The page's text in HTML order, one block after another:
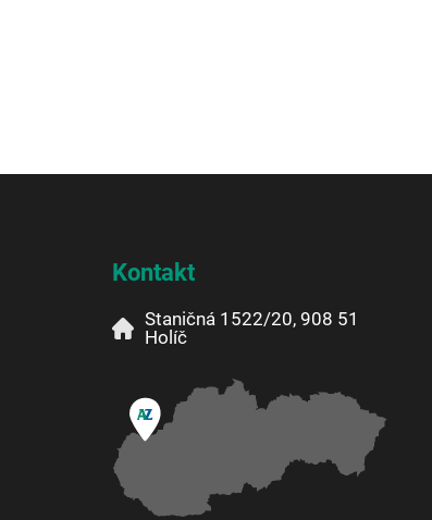
Kontakt
Staničná 1522/20, 908 51
Holíč